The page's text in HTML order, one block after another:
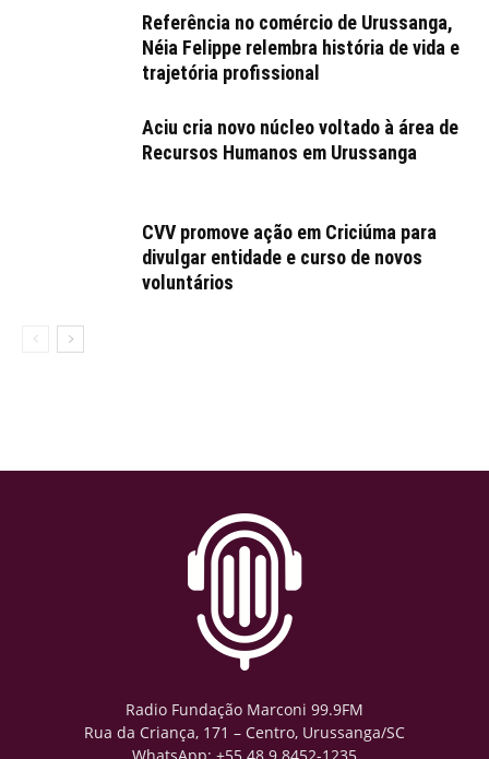
Referência no comércio de Urussanga,
Néia Felippe relembra história de vida e
trajetória profissional
Aciu cria novo núcleo voltado à área de
Recursos Humanos em Urussanga
CVV promove ação em Criciúma para
divulgar entidade e curso de novos
voluntários
Radio Fundação Marconi 99.9FM
Rua da Criança, 171 – Centro, Urussanga/SC